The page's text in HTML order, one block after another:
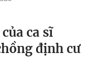
ca sĩ
định cư